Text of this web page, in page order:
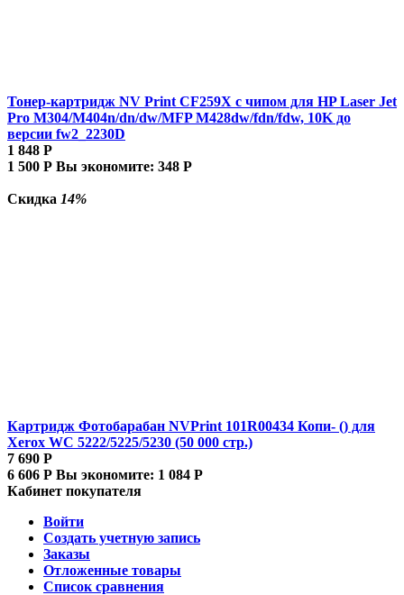
Тонер-картридж NV Print CF259X с чипом для HP Laser Jet
Pro M304/M404n/dn/dw/MFP M428dw/fdn/fdw, 10K до
версии fw2_2230D
1 848 Р
1 500 Р Вы экономите: 348 Р
Скидка 14%
Картридж Фотобарабан NVPrint 101R00434 Копи- () для
Xerox WC 5222/5225/5230 (50 000 стр.)
7 690 Р
6 606 Р Вы экономите: 1 084 Р
Кабинет покупателя
Войти
Создать учетную запись
Заказы
Отложенные товары
Список сравнения